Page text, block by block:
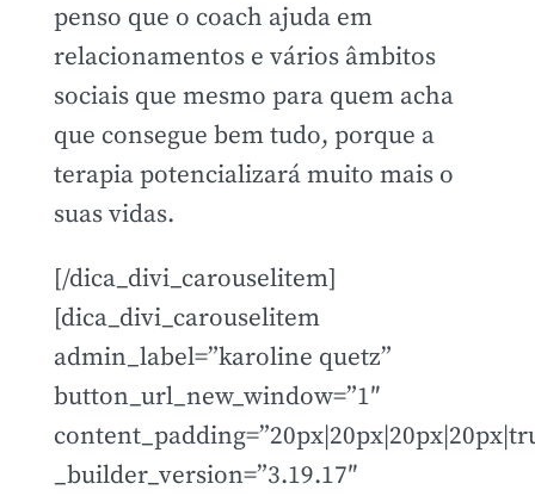
penso que o coach ajuda em
relacionamentos e vários âmbitos
sociais que mesmo para quem acha
que consegue bem tudo, porque a
terapia potencializará muito mais o
suas vidas.
[/dica_divi_carouselitem]
[dica_divi_carouselitem
admin_label=”karoline quetz”
button_url_new_window=”1″
_builder_version=”3.19.17″